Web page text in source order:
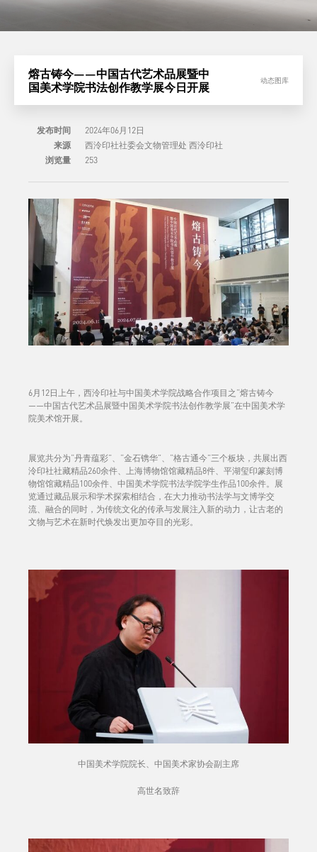
熔古铸今——中国古代艺术品展暨中
国美术学院书法创作教学展今日开展
动态图库
发布时间
2024年06月12日
来源
西泠印社社委会文物管理处 西泠印社
浏览量
253
6月12日上午，西泠印社与中国美术学院战略合作项目之“熔古铸今
——中国古代艺术品展暨中国美术学院书法创作教学展”在中国美术学
院美术馆开展。
展览共分为“丹青蕴彩”、“金石镌华”、“格古通今”三个板块，共展出西
泠印社社藏精品260余件、上海博物馆馆藏精品8件、平湖玺印篆刻博
物馆馆藏精品100余件、中国美术学院书法学院学生作品100余件。展
览通过藏品展示和学术探索相结合，在大力推动书法学与文博学交
流、融合的同时，为传统文化的传承与发展注入新的动力，让古老的
文物与艺术在新时代焕发出更加夺目的光彩。
中国美术学院院长、中国美术家协会副主席
高世名致辞